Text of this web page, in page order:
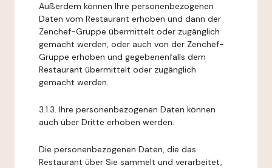
Außerdem können Ihre personenbezogenen
Daten vom Restaurant erhoben und dann der
Zenchef-Gruppe übermittelt oder zugänglich
gemacht werden, oder auch von der Zenchef-
Gruppe erhoben und gegebenenfalls dem
Restaurant übermittelt oder zugänglich
gemacht werden.
3.1.3. Ihre personenbezogenen Daten können
auch über Dritte erhoben werden.
Die personenbezogenen Daten, die das
Restaurant über Sie sammelt und verarbeitet,